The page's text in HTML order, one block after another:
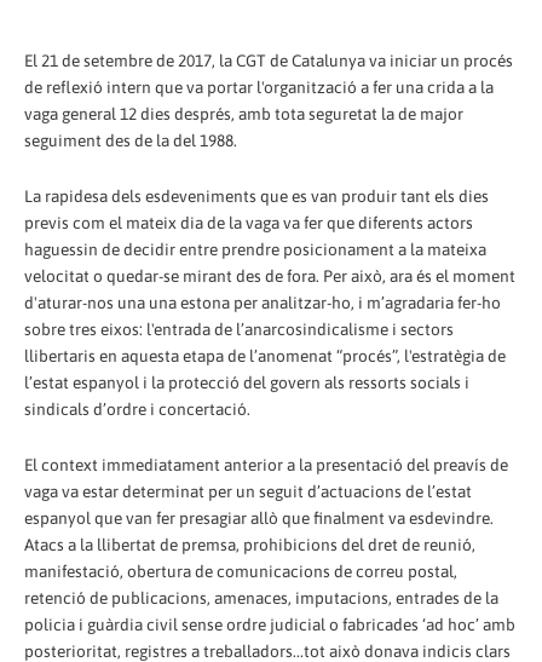
El 21 de setembre de 2017, la CGT de Catalunya va iniciar un procés
de reflexió intern que va portar l'organització a fer una crida a la
vaga general 12 dies després, amb tota seguretat la de major
seguiment des de la del 1988.
La rapidesa dels esdeveniments que es van produir tant els dies
previs com el mateix dia de la vaga va fer que diferents actors
haguessin de decidir entre prendre posicionament a la mateixa
velocitat o quedar-se mirant des de fora. Per això, ara és el moment
d'aturar-nos una una estona per analitzar-ho, i m’agradaria fer-ho
sobre tres eixos: l'entrada de l’anarcosindicalisme i sectors
llibertaris en aquesta etapa de l’anomenat “procés”, l'estratègia de
l’estat espanyol i la protecció del govern als ressorts socials i
sindicals d’ordre i concertació.
El context immediatament anterior a la presentació del preavís de
vaga va estar determinat per un seguit d’actuacions de l’estat
espanyol que van fer presagiar allò que finalment va esdevindre.
Atacs a la llibertat de premsa, prohibicions del dret de reunió,
manifestació, obertura de comunicacions de correu postal,
retenció de publicacions, amenaces, imputacions, entrades de la
policia i guàrdia civil sense ordre judicial o fabricades ‘ad hoc’ amb
posterioritat, registres a treballadors...tot això donava indicis clars